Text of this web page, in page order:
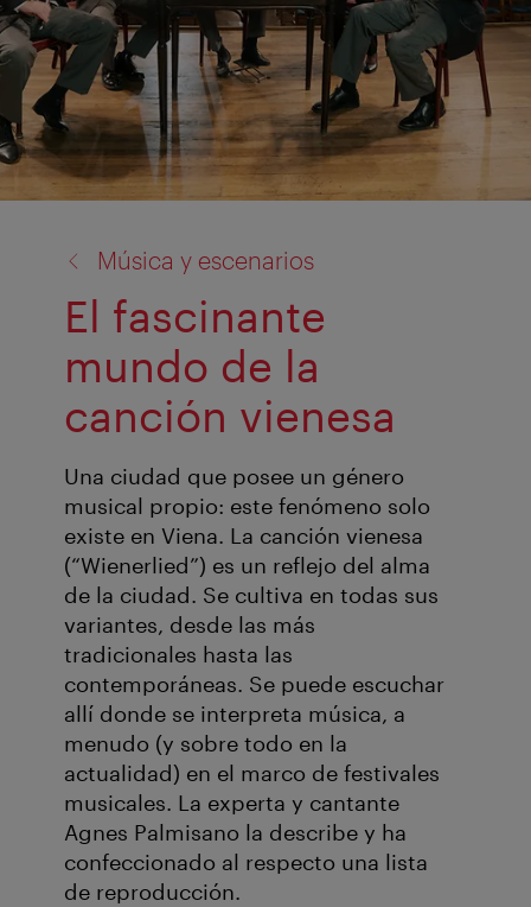
Música y escenarios
El fascinante
mundo de la
canción vienesa
Una ciudad que posee un género
musical propio: este fenómeno solo
existe en Viena. La canción vienesa
(“Wienerlied”) es un reflejo del alma
de la ciudad. Se cultiva en todas sus
variantes, desde las más
tradicionales hasta las
contemporáneas. Se puede escuchar
allí donde se interpreta música, a
menudo (y sobre todo en la
actualidad) en el marco de festivales
musicales. La experta y cantante
Agnes Palmisano la describe y ha
confeccionado al respecto una lista
de reproducción.